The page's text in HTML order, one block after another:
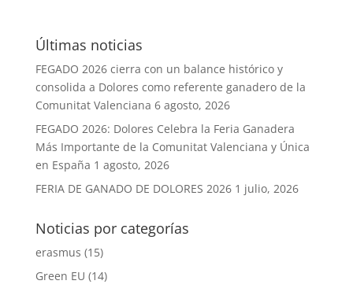
Últimas noticias
FEGADO 2026 cierra con un balance histórico y
consolida a Dolores como referente ganadero de la
Comunitat Valenciana 6 agosto, 2026
FEGADO 2026: Dolores Celebra la Feria Ganadera
Más Importante de la Comunitat Valenciana y Única
en España 1 agosto, 2026
FERIA DE GANADO DE DOLORES 2026 1 julio, 2026
Noticias por categorías
erasmus (15)
Green EU (14)